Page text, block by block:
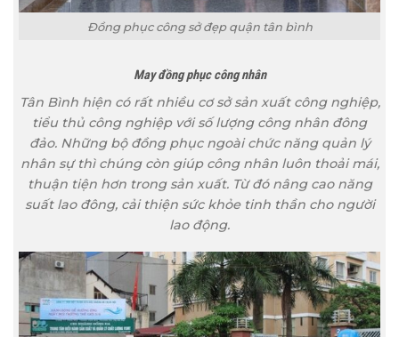
Đồng phục công sở đẹp quận tân bình
May đồng phục công nhân
Tân Bình hiện có rất nhiều cơ sở sản xuất công nghiệp,
tiểu thủ công nghiệp với số lượng công nhân đông
đảo. Những bộ đồng phục ngoài chức năng quản lý
nhân sự thì chúng còn giúp công nhân luôn thoải mái,
thuận tiện hơn trong sản xuất. Từ đó nâng cao năng
suất lao đông, cải thiện sức khỏe tinh thần cho người
lao động.